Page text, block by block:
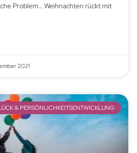
Problem… Weihnachten rückt mit
2021
& PERSÖNLICHKEITSENTWICKLUNG